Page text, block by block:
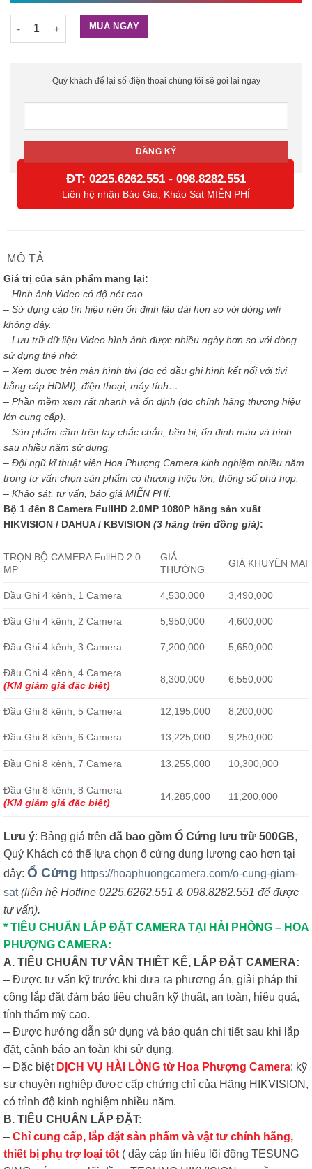
Bộ 1-8 Camera FullHD 2.0 MP số lượng
MUA NGAY
Quý khách để lại số điện thoại chúng tôi sẽ gọi lại ngay
ĐT: 0225.6262.551 - 098.8282.551
Liên hệ nhận Báo Giá, Khảo Sát MIỄN PHÍ
MÔ TẢ
Giá trị của sản phẩm mang lại:
– Hình ảnh Video có độ nét cao.
– Sử dụng cáp tín hiệu nên ổn định lâu dài hơn so với dòng wifi
không dây.
– Lưu trữ dữ liệu Video hình ảnh được nhiều ngày hơn so với dòng
sử dụng thẻ nhớ.
– Xem được trên màn hình tivi (do có đầu ghi hình kết nối với tivi
bằng cáp HDMI), điện thoại, máy tính…
– Phần mềm xem rất nhanh và ổn định (do chính hãng thương hiệu
lớn cung cấp).
– Sản phẩm cầm trên tay chắc chắn, bền bỉ, ổn định màu và hình
sau nhiều năm sử dụng.
– Đội ngũ kĩ thuật viên Hoa Phượng Camera kinh nghiệm nhiều năm
trong tư vấn chọn sản phẩm có thương hiệu lớn, thông số phù hợp.
– Khảo sát, tư vấn, báo giá MIỄN PHÍ.
Bộ 1 đến 8 Camera FullHD 2.0MP 1080P hãng sản xuất
HIKVISION / DAHUA / KBVISION (3 hãng trên đồng giá):
TRỌN BỘ CAMERA FullHD 2.0
MP
GIÁ
THƯỜNG
GIÁ KHUYẾN MẠI
Đầu Ghi 4 kênh, 1 Camera 4,530,000 3,490,000
Đầu Ghi 4 kênh, 2 Camera 5,950,000 4,600,000
Đầu Ghi 4 kênh, 3 Camera 7,200,000 5,650,000
Đầu Ghi 4 kênh, 4 Camera
(KM giảm giá đặc biệt)
8,300,000 6,550,000
Đầu Ghi 8 kênh, 5 Camera 12,195,000 8,200,000
Đầu Ghi 8 kênh, 6 Camera 13,225,000 9,250,000
Đầu Ghi 8 kênh, 7 Camera 13,255,000 10,300,000
Đầu Ghi 8 kênh, 8 Camera
(KM giảm giá đặc biệt)
14,285,000 11,200,000
Lưu ý: Bảng giá trên đã bao gồm Ổ Cứng lưu trữ 500GB,
Quý Khách có thể lựa chọn ổ cứng dung lương cao hơn tại
đây: Ổ Cứng https://hoaphuongcamera.com/o-cung-giam-
sat (liên hệ Hotline 0225.6262.551 & 098.8282.551 để được
tư vấn).
* TIÊU CHUẨN LẮP ĐẶT CAMERA TẠI HẢI PHÒNG – HOA
PHƯỢNG CAMERA:
A. TIÊU CHUẨN TƯ VẤN THIẾT KẾ, LẮP ĐẶT CAMERA:
– Được tư vấn kỹ trước khi đưa ra phương án, giải pháp thi
công lắp đặt đảm bảo tiêu chuẩn kỹ thuật, an toàn, hiệu quả,
tính thẩm mỹ cao.
– Được hướng dẫn sử dụng và bảo quản chi tiết sau khi lắp
đặt, cảnh báo an toàn khi sử dụng.
– Đặc biệt DỊCH VỤ HÀI LÒNG từ Hoa Phượng Camera: kỹ
sư chuyên nghiệp được cấp chứng chỉ của Hãng HIKVISION,
có trình độ kinh nghiệm nhiều năm.
B. TIÊU CHUẨN LẮP ĐẶT:
– Chỉ cung cấp, lắp đặt sản phẩm và vật tư chính hãng,
thiết bị phụ trợ loại tốt ( dây cáp tín hiệu lõi đồng TESUNG